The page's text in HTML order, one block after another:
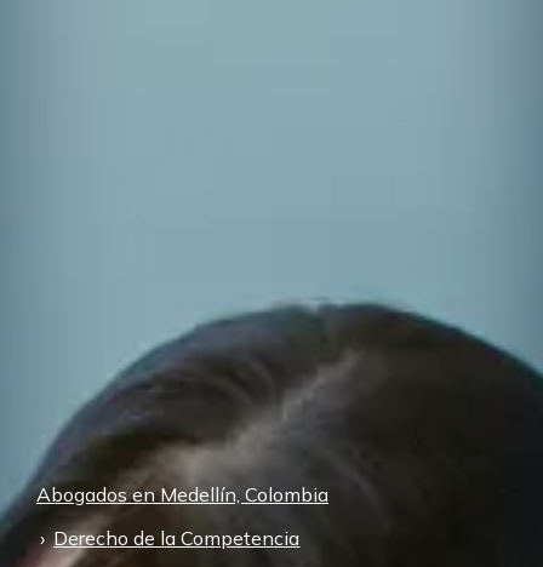
Abogados en Medellín, Colombia
Derecho de la Competencia